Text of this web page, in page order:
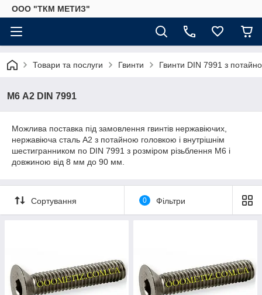
ООО "ТКМ МЕТИЗ"
Товари та послуги Гвинти Гвинти DIN 7991 з
М6 А2 DIN 7991
Можлива поставка під замовлення гвинтів нержавіючих,
нержавіюча сталь А2 з потайною головкою і внутрішнім
шестигранником по DIN 7991 з розміром різьблення М6 і
довжиною від 8 мм до 90 мм.
Сортування 0 Фільтри